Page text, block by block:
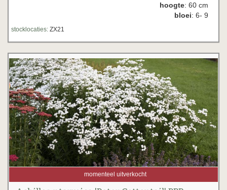
hoogte: 60 cm
bloei: 6- 9
stocklocaties: ZX21
momenteel uitverkocht